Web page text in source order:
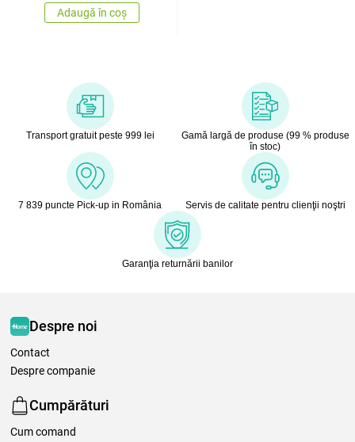
Adaugă în coș
Transport gratuit peste 999 lei
Gamă largă de produse (99 % produse
în stoc)
7 839 puncte Pick-up in România Servis de calitate pentru clienţii noştri
Garanţia returnării banilor
Despre noi
Contact
Despre companie
Cumpărături
Cum comand